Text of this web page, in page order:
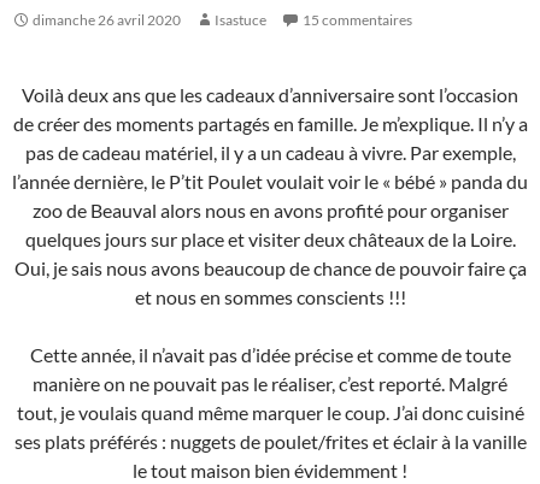
dimanche 26 avril 2020 Isastuce 15 commentaires
Voilà deux ans que les cadeaux d’anniversaire sont l’occasion
de créer des moments partagés en famille. Je m’explique. Il n’y a
pas de cadeau matériel, il y a un cadeau à vivre. Par exemple,
l’année dernière, le P’tit Poulet voulait voir le « bébé » panda du
zoo de Beauval alors nous en avons profité pour organiser
quelques jours sur place et visiter deux châteaux de la Loire.
Oui, je sais nous avons beaucoup de chance de pouvoir faire ça
et nous en sommes conscients !!!
Cette année, il n’avait pas d’idée précise et comme de toute
manière on ne pouvait pas le réaliser, c’est reporté. Malgré
tout, je voulais quand même marquer le coup. J’ai donc cuisiné
ses plats préférés : nuggets de poulet/frites et éclair à la vanille
le tout maison bien évidemment !